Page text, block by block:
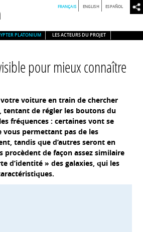
FRANÇAIS ENGLISH ESPAÑOL
PLATONIUM LES ACTEURS DU PROJET
pour mieux connaître
voiture en train de chercher
tentant de régler les boutons du
fréquences : certaines vont se
vous permettant pas de les
tandis que d’autres seront en
procèdent de façon assez similaire
d’identité » des galaxies, qui les